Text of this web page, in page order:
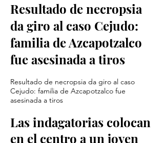
Resultado de necropsia
da giro al caso Cejudo:
familia de Azcapotzalco
fue asesinada a tiros
Resultado de necropsia da giro al caso
Cejudo: familia de Azcapotzalco fue
asesinada a tiros
Las indagatorias colocan
en el centro a un joven